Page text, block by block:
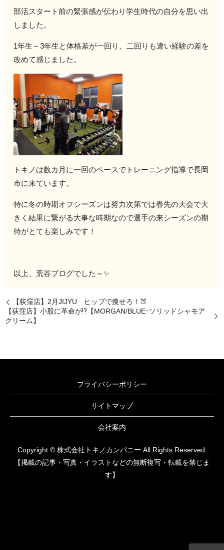
部活スタート前の緊張感が伝わり学生時代の自分を思い出
しました。
1年生～3年生と体格差が一回り、二回りも違い経験の差を
改めて感じました。
トキノは数カ月に一回のペースでトレーニング指導で長岡
市に来ています。
特に冬の時期オフシーズンは努力次第では春先の大会で大
きく結果に繋がる大事な時期なので選手の来シーズンの期
待がとても楽しみです！
以上、荒谷ブログでした～✨
【荻窪店】2月JIJYU ヒップで痩せろ！🍑
【荻窪店】小股に革命が⁉【MORGAN/BLUEｰソリッドシャモア
クリーム】
プライバシーポリシー
サイトマップ
会社案内
Copyright © 株式会社トキノカンパニー All Rights Reserved.
【掲載の記事・写真・イラストなどの無断複写・転載を禁じま
す】